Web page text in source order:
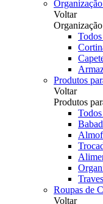
Voltar
Produtos
Voltar
Produtos
Roupas de
Voltar